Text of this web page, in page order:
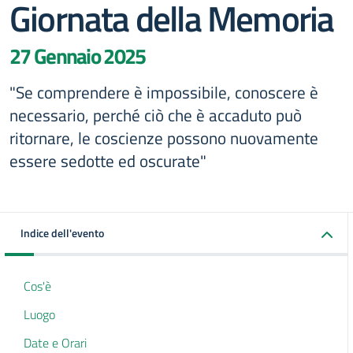
Giornata della Memoria
27 Gennaio 2025
"Se comprendere è impossibile, conoscere è
necessario, perché ciò che è accaduto può
ritornare, le coscienze possono nuovamente
essere sedotte ed oscurate"
Indice dell'evento
Cos'è
Luogo
Date e Orari